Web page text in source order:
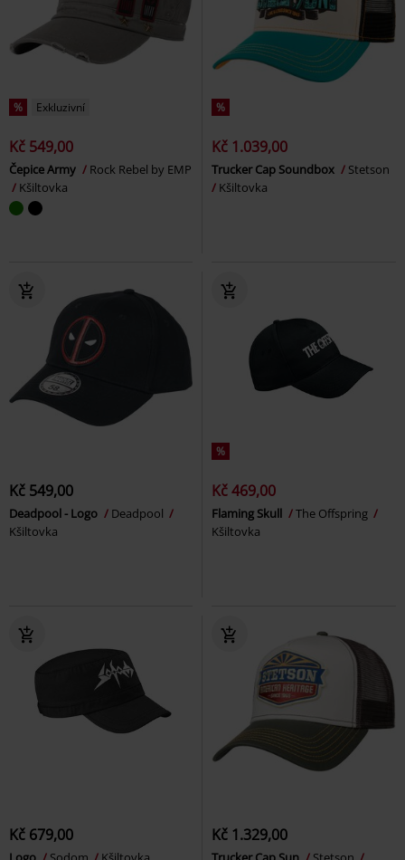
% Exkluzivní
Kč 549,00
Čepice Army
Rock Rebel by EMP
Kšiltovka
%
Kč 1.039,00
Trucker Cap Soundbox
Stetson
Kšiltovka
Kč 549,00
Deadpool - Logo
Deadpool
Kšiltovka
%
Kč 469,00
Flaming Skull
The Offspring
Kšiltovka
Kč 679,00 Kč 1.329,00